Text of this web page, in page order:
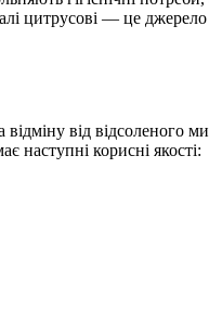
— це джерело
від відсоленого
корисні якості: